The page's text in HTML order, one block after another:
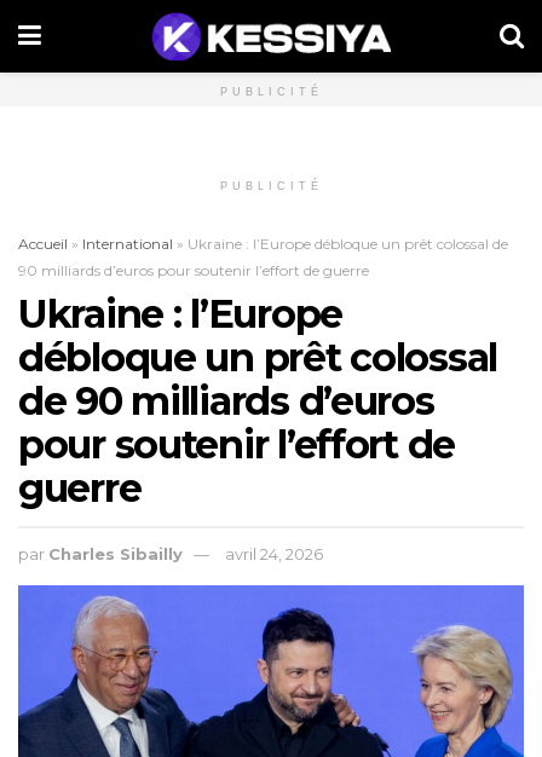
PUBLICITÉ
PUBLICITÉ
Accueil » International » Ukraine : l’Europe débloque un prêt colossal de
90 milliards d’euros pour soutenir l’effort de guerre
Ukraine : l’Europe
débloque un prêt colossal
de 90 milliards d’euros
pour soutenir l’effort de
guerre
par Charles Sibailly avril 24, 2026